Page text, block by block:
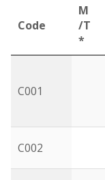
Code
M
/T
*
C001
C002